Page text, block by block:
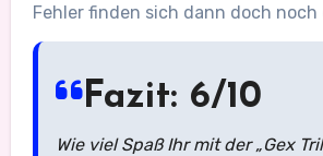
Fehler finden sich dann doch noch
Fazit: 6/10
Wie viel Spaß Ihr mit der „Gex